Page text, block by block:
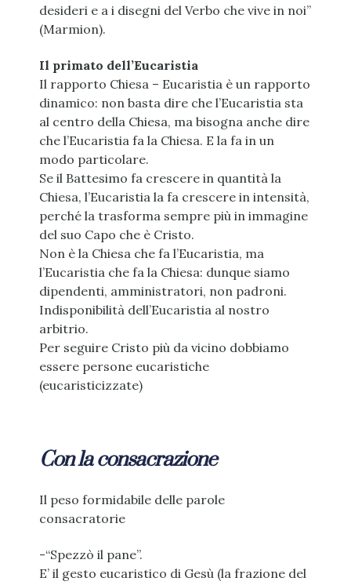
desideri e a i disegni del Verbo che vive in noi”
(Marmion).
Il primato dell’Eucaristia
Il rapporto Chiesa – Eucaristia è un rapporto
dinamico: non basta dire che l’Eucaristia sta
al centro della Chiesa, ma bisogna anche dire
che l’Eucaristia fa la Chiesa. E la fa in un
modo particolare.
Se il Battesimo fa crescere in quantità la
Chiesa, l’Eucaristia la fa crescere in intensità,
perché la trasforma sempre più in immagine
del suo Capo che è Cristo.
Non è la Chiesa che fa l’Eucaristia, ma
l’Eucaristia che fa la Chiesa: dunque siamo
dipendenti, amministratori, non padroni.
Indisponibilità dell’Eucaristia al nostro
arbitrio.
Per seguire Cristo più da vicino dobbiamo
essere persone eucaristiche
(eucaristicizzate)
Con la consacrazione
Il peso formidabile delle parole
consacratorie
-“Spezzò il pane”.
E’ il gesto eucaristico di Gesù (la frazione del